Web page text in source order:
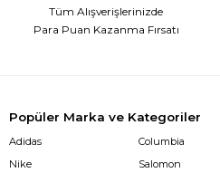
Tüm Alışverişlerinizde
Para Puan Kazanma Fırsatı
Popüler Marka ve Kategoriler
Adidas
Nike
Columbia
Salomon